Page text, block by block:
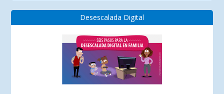
Desescalada Digital